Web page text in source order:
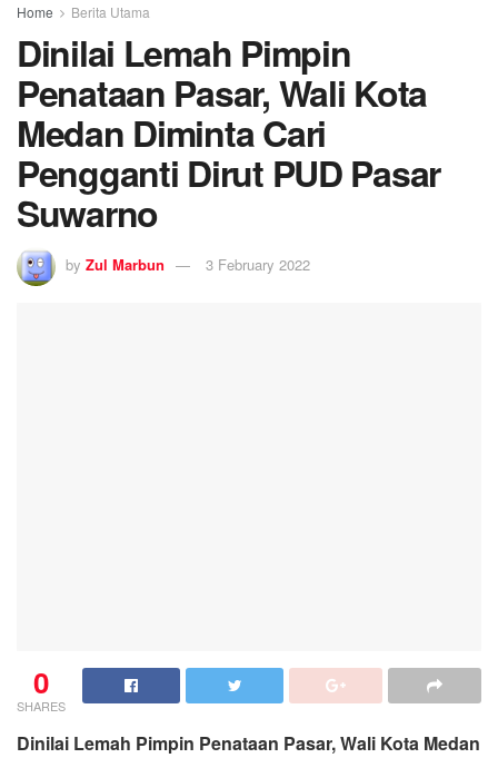
Home Berita Utama
Dinilai Lemah Pimpin
Penataan Pasar, Wali Kota
Medan Diminta Cari
Pengganti Dirut PUD Pasar
Suwarno
by Zul Marbun 3 February 2022
0
SHARES
Dinilai Lemah Pimpin Penataan Pasar, Wali Kota Medan